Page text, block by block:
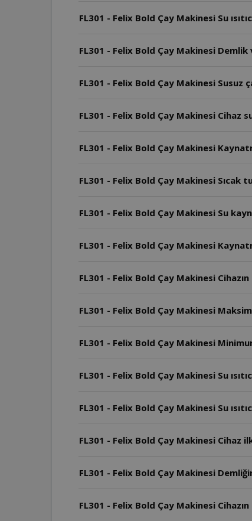
FL301 - Felix Bold Çay Makinesi Su
FL301 - Felix Bold Çay Makinesi
FL301 - Felix Bold Çay Makinesi Susuz
FL301 - Felix Bold Çay Makinesi Cihaz
FL301 - Felix Bold Çay Makinesi
FL301 - Felix Bold Çay Makinesi Sıcak
FL301 - Felix Bold Çay Makinesi Su
FL301 - Felix Bold Çay Makinesi
FL301 - Felix Bold Çay Makinesi
FL301 - Felix Bold Çay Makinesi
FL301 - Felix Bold Çay Makinesi
FL301 - Felix Bold Çay Makinesi Su
FL301 - Felix Bold Çay Makinesi Su
FL301 - Felix Bold Çay Makinesi Cihaz
FL301 - Felix Bold Çay Makinesi
FL301 - Felix Bold Çay Makinesi Cihazın